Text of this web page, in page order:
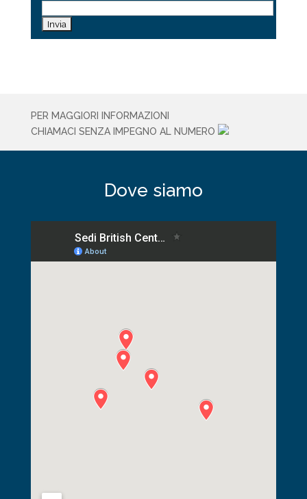
questo
campo.
PER MAGGIORI INFORMAZIONI
CHIAMACI SENZA IMPEGNO AL NUMERO
Dove siamo